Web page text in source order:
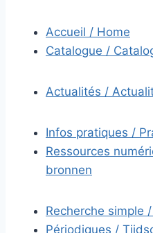
Accueil / Home
Catalogue /
Actualités /
Infos pratiques /
Ressources
bronnen
Recherche simple
Périodiques /